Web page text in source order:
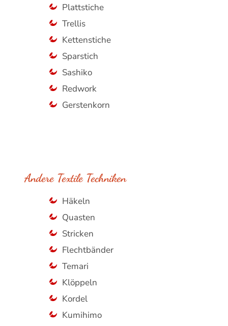
Plattstiche
Trellis
Kettenstiche
Sparstich
Sashiko
Redwork
Gerstenkorn
Andere Textile Techniken
Häkeln
Quasten
Stricken
Flechtbänder
Temari
Klöppeln
Kordel
Kumihimo